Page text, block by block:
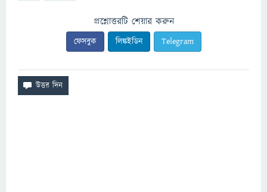
প্রশ্নোত্তরটি শেয়ার করুন
ফেসবুক লিঙ্কইডিন Telegram